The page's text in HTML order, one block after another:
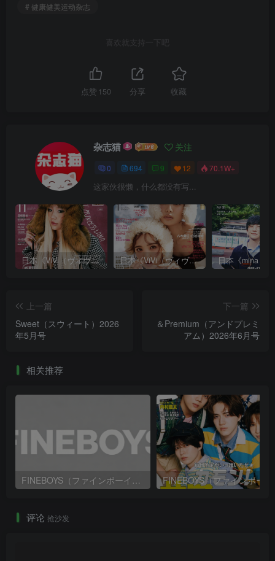
# 健康健美运动杂志
喜欢就支持一下吧
点赞 150 分享 收藏
杂志猫 关注
0 694 9 12 70.1W+
这家伙很懒，什么都没有写...
日本《ViVi（ヴィヴィ）》女性流行时尚杂志 PDF电子版【2025年·全年订阅】 日本《ViVi（ヴィヴィ）》女性流行时尚杂志 PDF电子版【2024年·全年订阅】
上一篇
Sweet（スウィート）2026
年5月号
下一篇
＆Premium（アンドプレミ
アム）2026年6月号
相关推荐
FINEBOYS（ファインボーイズ）2026年9月号
评论 抢沙发